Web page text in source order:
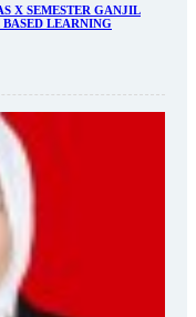
X SEMESTER GANJIL
LEARNING